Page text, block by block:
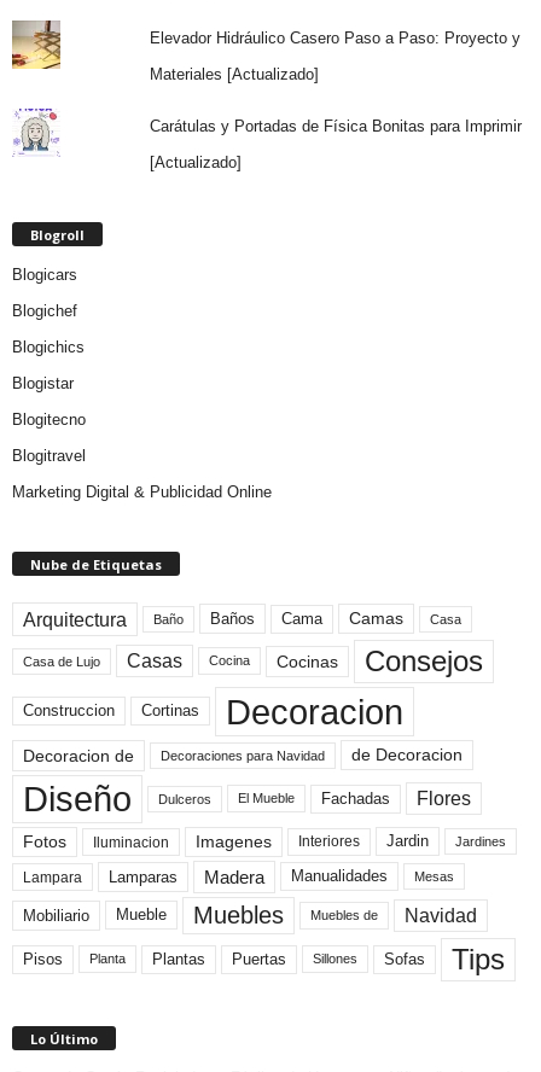
Elevador Hidráulico Casero Paso a Paso: Proyecto y
Materiales [Actualizado]
Carátulas y Portadas de Física Bonitas para Imprimir
[Actualizado]
Blogroll
Blogicars
Blogichef
Blogichics
Blogistar
Blogitecno
Blogitravel
Marketing Digital & Publicidad Online
Nube de Etiquetas
Arquitectura Baño Baños Cama Camas Casa
Casa de Lujo Casas Cocina Cocinas Consejos
Construccion Cortinas Decoracion
Decoracion de Decoraciones para Navidad de Decoracion
Diseño Dulceros El Mueble Fachadas Flores
Fotos Iluminacion Imagenes Interiores Jardin Jardines
Lampara Lamparas Madera Manualidades Mesas
Mobiliario Mueble Muebles Muebles de Navidad
Pisos Planta Plantas Puertas Sillones Sofas Tips
Lo Último